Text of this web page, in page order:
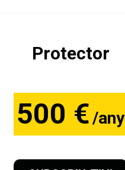
Protector
500 €/any